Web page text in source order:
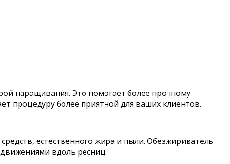
наращивания. Это помогает более прочному
процедуру более приятной для ваших клиентов.
естественного жира и пыли. Обезжириватель
вдоль ресниц.